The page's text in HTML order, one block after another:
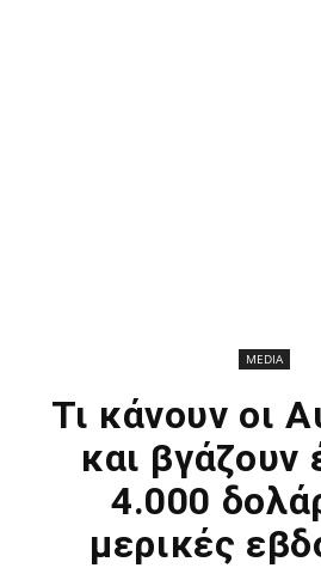
MEDIA
Τι κάνουν οι
και βγάζουν
4.000
μερικές